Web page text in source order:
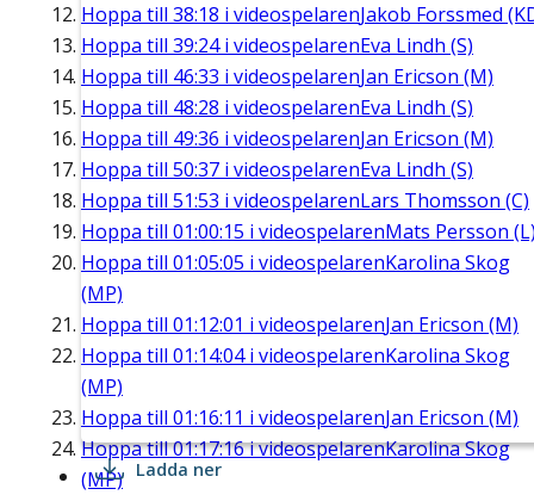
Hoppa till 38:18 i videospelarenJakob Forssmed
Hoppa till 39:24i videospelarenEva Lindh (S)
Hoppa till 46:33 i videospelarenJan Ericson (M)
Hoppa till 48:28 i videospelarenEva Lindh (S)
Hoppa till 49:36 i videospelarenJan Ericson (M)
Hoppa till 50:37 i videospelarenEva Lindh (S)
Hoppa till 51:53 i videospelarenLars Thomsson (C)
Hoppa till 01:00:15 i videospelarenMats Persson
Hoppa till 01:05:05 i videospelarenKarolina Skog
(MP)
Hoppa till 01:12:01 i videospelarenJan Ericson (M)
Hoppa till 01:14:04i videospelarenKarolina Skog
(MP)
Hoppa till 01:16:11 i videospelarenJan Ericson (M)
Hoppa till01:17:16i videospelarenKarolina Skog
(MP) Ladda ner